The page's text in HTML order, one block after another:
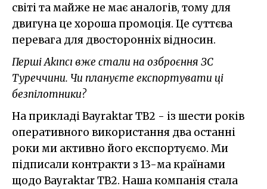
світі та майже не має аналогів, тому для
двигуна це хороша промоція. Це суттєва
перевага для двосторонніх відносин.
Перші Akıncı вже стали на озброєння ЗС
Туреччини. Чи плануєте експортувати ці
безпілотники?
На прикладі Bayraktar TB2 - із шести років
оперативного використання два останні
роки ми активно його експортуємо. Ми
підписали контракти з 13-ма країнами
щодо Bayraktar TB2. Наша компанія стала